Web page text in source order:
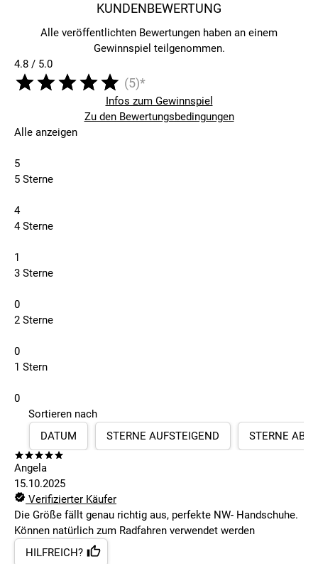
KUNDENBEWERTUNG
Alle veröffentlichten Bewertungen haben an einem
Gewinnspiel teilgenommen.
4.8 / 5.0
(5)*
Infos zum Gewinnspiel
Zu den Bewertungsbedingungen
Alle anzeigen
5
5 Sterne
4
4 Sterne
1
3 Sterne
0
2 Sterne
0
1 Stern
0
Sortieren nach
DATUM
STERNE AUFSTEIGEND STERNE
Angela
15.10.2025
Verifizierter Käufer
Die Größe fällt genau richtig aus, perfekte NW- Handschuhe.
Können natürlich zum Radfahren verwendet werden
HILFREICH?